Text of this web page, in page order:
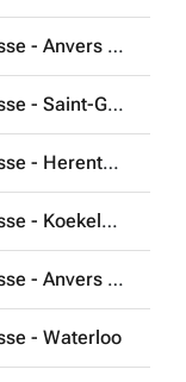
Appartement à vendre avec terrasse - Anvers (2018)
Appartement à vendre avec terrasse - Saint-Gilles
Appartement à vendre avec terrasse - Herentals
Appartement à vendre avec terrasse - Koekelberg
Appartement à vendre avec terrasse - Anvers (2050)
- Waterloo